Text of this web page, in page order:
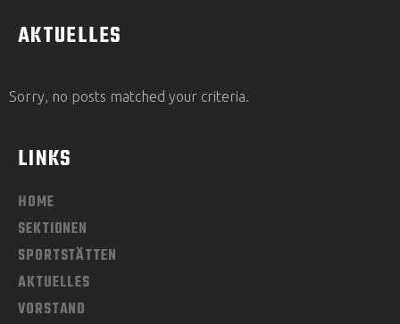
AKTUELLES
Sorry, no posts matched your criteria.
LINKS
HOME
SEKTIONEN
SPORTSTÄTTEN
AKTUELLES
VORSTAND